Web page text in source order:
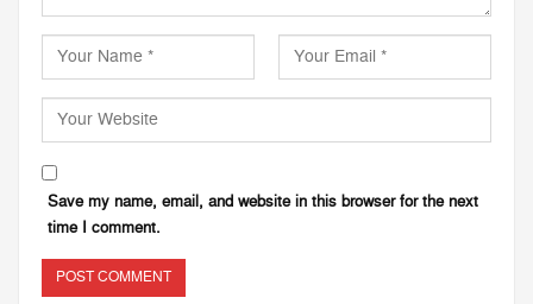
Save my name, email, and website in this browser for the next
time I comment.